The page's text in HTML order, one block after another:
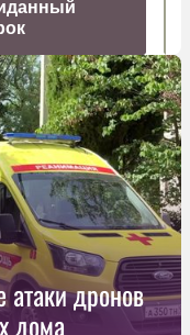
атаки дронов
дома